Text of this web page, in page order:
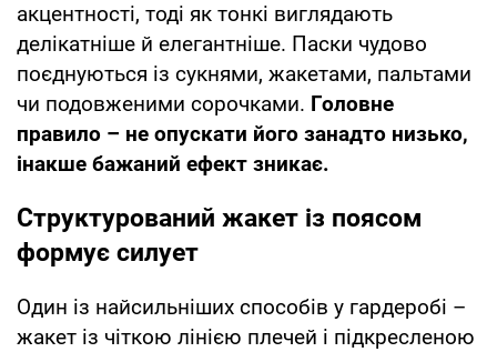
акцентності, тоді як тонкі виглядають
делікатніше й елегантніше. Паски чудово
поєднуються із сукнями, жакетами, пальтами
чи подовженими сорочками. Головне
правило – не опускати його занадто низько,
інакше бажаний ефект зникає.
Структурований жакет із поясом
формує силует
Один із найсильніших способів у гардеробі –
жакет із чіткою лінією плечей і підкресленою